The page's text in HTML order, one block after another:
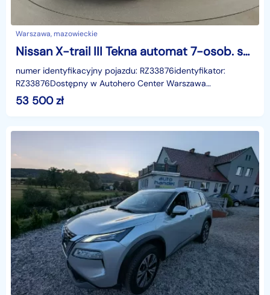
Warszawa, mazowieckie
Nissan X-trail III Tekna automat 7-osob. skóra navi kamera360 panorama hak
numer identyfikacyjny pojazdu: RZ33876identyfikator:
RZ33876Dostępny w Autohero Center Warszawa
MłocinyUWAGA!Jako jedyni w Polsce oferujemy możliwość
oględzin n
53 500zł